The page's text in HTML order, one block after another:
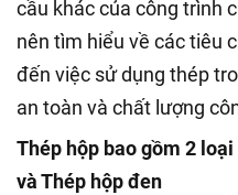
cầu khác của công trình
nên tìm hiểu về các tiêu
đến việc sử dụng thép
an toàn và chất lượng
Thép hộp bao gồm 2
và Thép hộp đen